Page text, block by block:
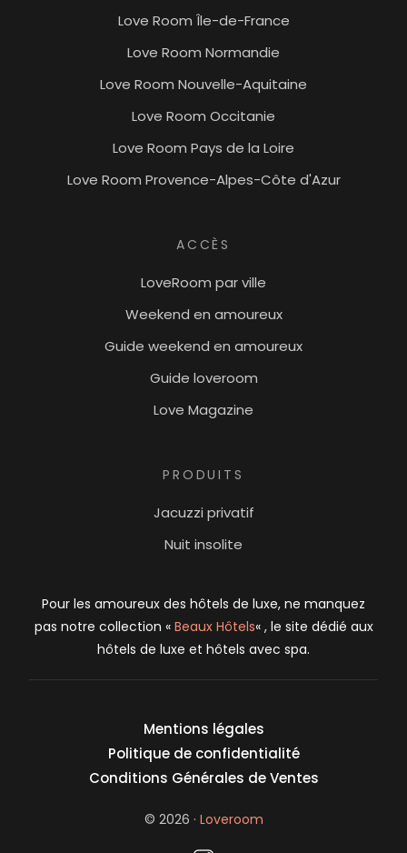
Love Room Île-de-France
Love Room Normandie
Love Room Nouvelle-Aquitaine
Love Room Occitanie
Love Room Pays de la Loire
Love Room Provence-Alpes-Côte d'Azur
ACCÈS
LoveRoom par ville
Weekend en amoureux
Guide weekend en amoureux
Guide loveroom
Love Magazine
PRODUITS
Jacuzzi privatif
Nuit insolite
Pour les amoureux des hôtels de luxe, ne manquez
pas notre collection « Beaux Hôtels« , le site dédié aux
hôtels de luxe et hôtels avec spa.
Mentions légales
Politique de confidentialité
Conditions Générales de Ventes
© 2026 · Loveroom